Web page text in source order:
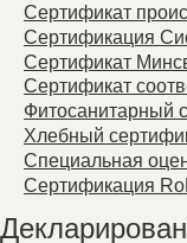
Сертификат
Сертификация
Сертификат
Сертификат
Фитосанитарный
Хлебный
Специальная
Сертификация